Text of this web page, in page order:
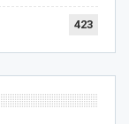
423